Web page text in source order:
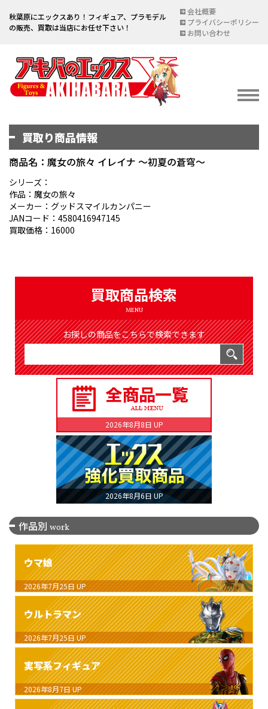
秋葉原にエックスあり！フィギュア、プラモデル
の販売、買取は当店にお任せ下さい！
会社概要
プライバシーポリシー
お問い合わせ
イベント情報
宅配買取のご案内
DELIVERY PURCHASE
買取お申し込み
ASSESSMENT
買取り商品情報
商品名：魔女の旅々 イレイナ ～初夏の蒼穹～
シリーズ：
作品：魔女の旅々
メーカー：グッドスマイルカンパニー
JANコード：4580416947145
買取価格：16000
買取商品検索
MENU
お探しの商品をこちらで検索できます
2026年8月8日 UP
2026年8月6日 UP
作品別 work
ウマ娘
2026年7月25日 UP
ウルトラマン
2026年7月25日 UP
実写系フィギュア
2026年8月7日 UP